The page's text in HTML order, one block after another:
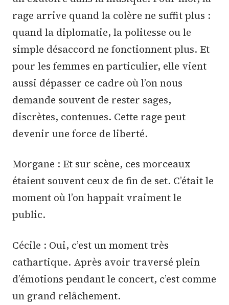
rage arrive quand la colère ne suffit plus :
quand la diplomatie, la politesse ou le
simple désaccord ne fonctionnent plus. Et
pour les femmes en particulier, elle vient
aussi dépasser ce cadre où l’on nous
demande souvent de rester sages,
discrètes, contenues. Cette rage peut
devenir une force de liberté.
Morgane : Et sur scène, ces morceaux
étaient souvent ceux de fin de set. C’était le
moment où l’on happait vraiment le
public.
Cécile : Oui, c’est un moment très
cathartique. Après avoir traversé plein
d’émotions pendant le concert, c’est comme
un grand relâchement.